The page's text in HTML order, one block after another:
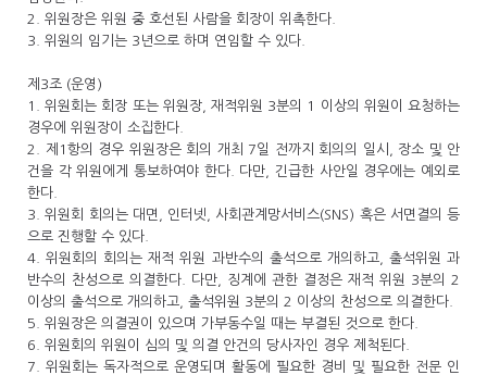
2. 위원장은 위원 중 호선된 사람을 회장이 위촉한다.
3. 위원의 임기는 3년으로 하며 연임할 수 있다.
제3조 (운영)
1. 위원회는 회장 또는 위원장, 재적위원 3분의 1 이상의 위원이 요청하는
경우에 위원장이 소집한다.
2. 제1항의 경우 위원장은 회의 개최 7일 전까지 회의의 일시, 장소 및 안
건을 각 위원에게 통보하여야 한다. 다만, 긴급한 사안일 경우에는 예외로
한다.
3. 위원회 회의는 대면, 인터넷, 사회관계망서비스(SNS) 혹은 서면결의 등
으로 진행할 수 있다.
4. 위원회의 회의는 재적 위원 과반수의 출석으로 개의하고, 출석위원 과
반수의 찬성으로 의결한다. 다만, 징계에 관한 결정은 재적 위원 3분의 2
이상의 출석으로 개의하고, 출석위원 3분의 2 이상의 찬성으로 의결한다.
5. 위원장은 의결권이 있으며 가부동수일 때는 부결된 것으로 한다.
6. 위원회의 위원이 심의 및 의결 안건의 당사자인 경우 제척된다.
7. 위원회는 독자적으로 운영되며 활동에 필요한 경비 및 필요한 전문 인